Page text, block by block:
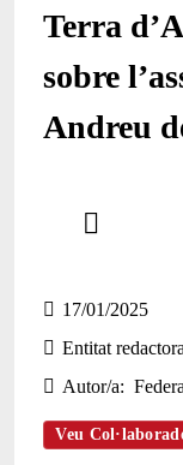
Terra
sobre
Andreu
17/01/2025
Entitat redactora
Autor/a
Veu